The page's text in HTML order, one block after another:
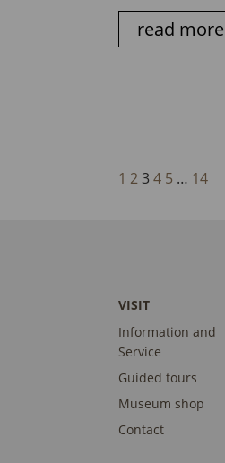
read more
1 23 4 5 … 14
VISIT
Information and
Service
Guided tours
Museum shop
Contact